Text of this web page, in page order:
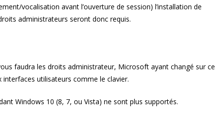
vocalisation avant l’ouverture de session) l’installation de
administrateurs seront donc requis.
faudra les droits administrateur, Microsoft ayant changé sur ce
interfaces utilisateurs comme le clavier.
Windows 10 (8, 7, ou Vista) ne sont plus supportés.